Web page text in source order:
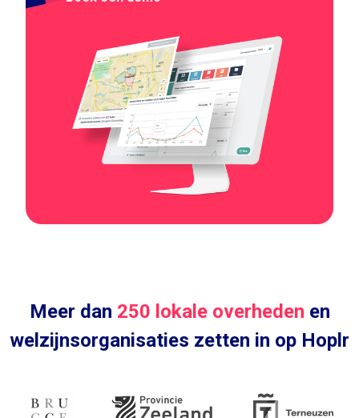
Meer dan 250 lokale overheden en
welzijnsorganisaties zetten in op Hoplr